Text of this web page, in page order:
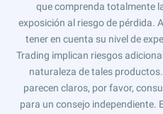
que comprenda totalmente
exposición al riesgo de pérdida.
tener en cuenta su nivel de
Trading implican riesgos
naturaleza de tales
parecen claros, por favor,
para un consejo independiente.